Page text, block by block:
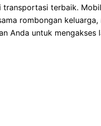
terbaik.
rombongan keluarga,
Anda untuk mengakses